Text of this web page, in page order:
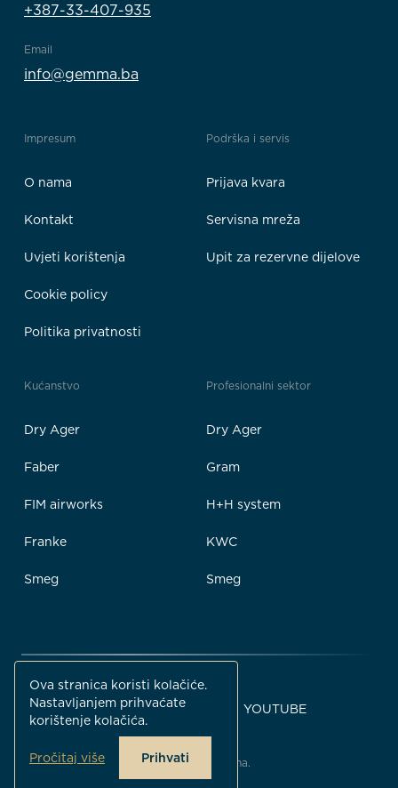
+387-33-407-935
Email
info@gemma.ba
Impresum
O nama
Kontakt
Uvjeti korištenja
Cookie policy
Politika privatnosti
Podrška i servis
Prijava kvara
Servisna mreža
Upit za rezervne dijelove
Kućanstvo
Dry Ager
Faber
FIM airworks
Franke
Smeg
Profesionalni sektor
Dry Ager
Gram
H+H system
KWC
Smeg
FACEBOOK INSTAGRAM YOUTUBE
© Gemma B&D 2026. Sva prava pridržana.
Ova stranica koristi kolačiće.
Nastavljanjem prihvaćate
korištenje kolačića.
Pročitaj više Prihvati